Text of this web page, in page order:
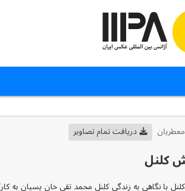
دریافت تمام تصاویر
کلنل
با نگاهی به زندگی کلنل محمد تقی خان پسیان به